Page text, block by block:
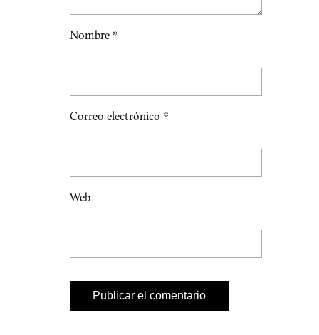
Nombre *
Correo electrónico *
Web